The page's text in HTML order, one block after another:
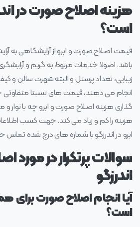
هزینه اصلاح صورت در
است؟
قیمت اصلاح صورت و ابرو از آرایشگاهی به
باشد. اصولا خدمات مربوط به گریم و
زیبایی، تعداد پرسنل و البته شهرت سالن و
انجام می دهند، قیمت های نسبتا
گذاری هزینه اصلاح صورت و ابرو چه با
هزینه را کم و زیاد می کند. جهت کسب
ابرو در اندرزگو با شماره های درج شده تماس
سوالات پرتکرار در مورد
اندرزگو
آیا انجام اصلاح صورت برای
است؟